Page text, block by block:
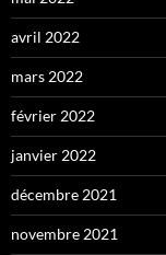
avril 2022
mars 2022
février 2022
janvier 2022
décembre 2021
novembre 2021